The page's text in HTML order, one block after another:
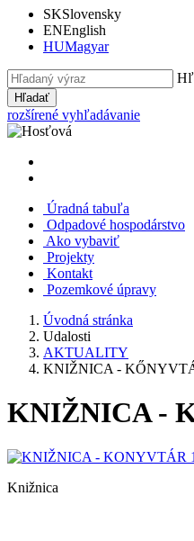
SKSlovensky
ENEnglish
HUMagyar
Hľadať
rozšírené vyhľadávanie
Úradná tabuľa
Odpadové hospodárstvo
Ako vybaviť
Projekty
Kontakt
Pozemkové úpravy
Úvodná stránka
Udalosti
AKTUALITY
KNIŽNICA -
KNIŽNICA -
Knižnica